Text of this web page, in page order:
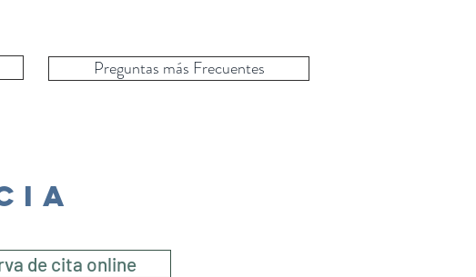
Preguntas más Frecuentes
de cita online